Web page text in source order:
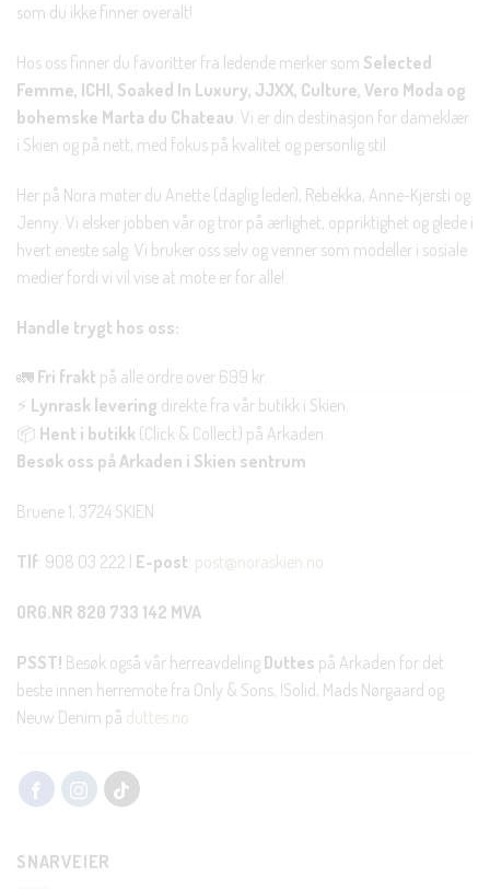
som du ikke finner overalt!
Hos oss finner du favoritter fra ledende merker som Selected
Femme, ICHI, Soaked In Luxury, JJXX, Culture, Vero Moda og
bohemske Marta du Chateau . Vi er din destinasjon for dameklær
i Skien og på nett, med fokus på kvalitet og personlig stil.
Her på Nora møter du Anette (daglig leder), Rebekka, Anne-Kjersti og
Jenny. Vi elsker jobben vår og tror på ærlighet, oppriktighet og glede i
hvert eneste salg. Vi bruker oss selv og venner som modeller i sosiale
medier fordi vi vil vise at mote er for alle!
Handle trygt hos oss:
🚛 Fri frakt på alle ordre over 699 kr.
⚡ Lynrask levering direkte fra vår butikk i Skien.
📦 Hent i butikk (Click & Collect) på Arkaden.
Besøk oss på Arkaden i Skien sentrum
Bruene 1, 3724 SKIEN
Tlf: 908 03 222 | E-post: post@noraskien.no
ORG.NR 820 733 142 MVA
PSST! Besøk også vår herreavdeling Duttes på Arkaden for det
beste innen herremote fra Only & Sons, !Solid, Mads Nørgaard og
Neuw Denim på duttes.no
SNARVEIER